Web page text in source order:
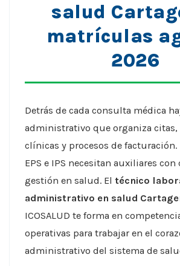
salud
matrículas
2026
Detrás de cada consulta médica
administrativo que organiza
clínicas y procesos de facturación.
EPS e IPS necesitan auxiliares
gestión en salud. El técnico
administrativo en salud
ICOSALUD te forma en
operativas para trabajar en el
administrativo del sistema de